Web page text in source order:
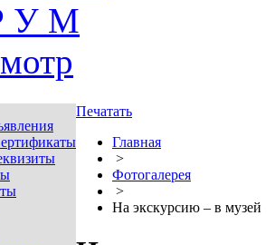
У М
Печатать
Главная
>
Фотогалерея
>
На экскурсию – в музей